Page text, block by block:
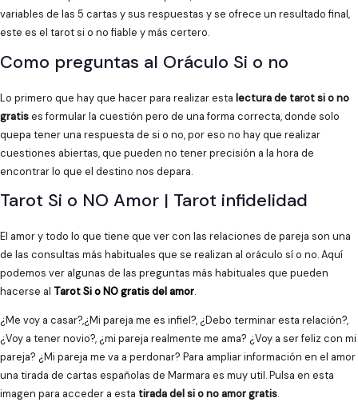
variables de las 5 cartas y sus respuestas y se ofrece un resultado final,
este es el tarot si o no fiable y más certero.
Como preguntas al Oráculo Si o no
Lo primero que hay que hacer para realizar esta lectura de tarot si o no
gratises formular la cuestión pero de una forma correcta, donde solo
quepa tener una respuesta de si o no, por eso no hay que realizar
cuestiones abiertas, que pueden no tener precisión a la hora de
encontrar lo que el destino nos depara.
Tarot Si o NO Amor | Tarot infidelidad
El amor y todo lo que tiene que ver con las relaciones de pareja son una
de las consultas más habituales que se realizan al oráculo sí o no. Aquí
podemos ver algunas de las preguntas más habituales que pueden
hacerse al Tarot Si o NO gratis del amor.
¿Me voy a casar?,¿Mi pareja me es infiel?, ¿Debo terminar esta relación?,
¿Voy a tener novio?, ¿mi pareja realmente me ama? ¿Voy a ser feliz con mi
pareja? ¿Mi pareja me va a perdonar? Para ampliar información en el amor
una tirada de cartas españolas de Marmara es muy util. Pulsa en esta
imagen para acceder a esta tirada del si o no amor gratis.